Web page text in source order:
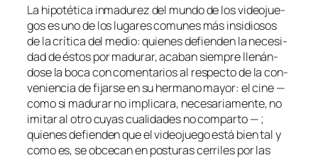
La hi­po­té­ti­ca in­ma­du­rez del mun­do de los vi­deo­jue­
gos es uno de los lu­ga­res co­mu­nes más in­si­dio­sos
de la crí­ti­ca del me­dio: quie­nes de­fien­den la ne­ce­si­
dad de és­tos por ma­du­rar, aca­ban siem­pre lle­nán­
do­se la bo­ca con co­men­ta­rios al res­pec­to de la con­
ve­nien­cia de fi­jar­se en su her­mano ma­yor: el ci­ne —
co­mo si ma­du­rar no im­pli­ca­ra, ne­ce­sa­ria­men­te, no
imi­tar al otro cu­yas cua­li­da­des no com­par­to — ;
quie­nes de­fien­den que el vi­deo­jue­go es­tá bien tal y
co­mo es, se ob­ce­can en pos­tu­ras ce­rri­les por las